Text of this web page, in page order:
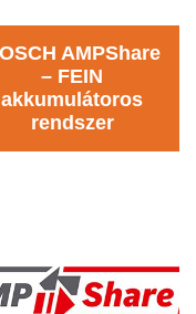
AMPShare
– FEIN
akkumulátoros
rendszer